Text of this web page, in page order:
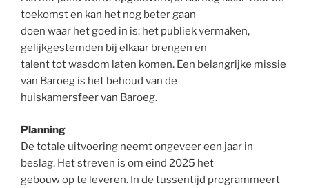
toekomst en kan het nog beter gaan
doen waar het goed in is: het publiek vermaken,
gelijkgestemden bij elkaar brengen en
talent tot wasdom laten komen. Een belangrijke missie
van Baroeg is het behoud van de
huiskamersfeer van Baroeg.
Planning
De totale uitvoering neemt ongeveer een jaar in
beslag. Het streven is om eind 2025 het
gebouw op te leveren. In de tussentijd programmeert